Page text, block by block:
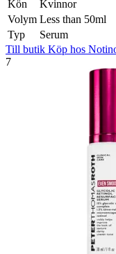
Kön
Kvinnor
Volym Less than 50ml
Typ
Serum
Till butik Köp hos
7